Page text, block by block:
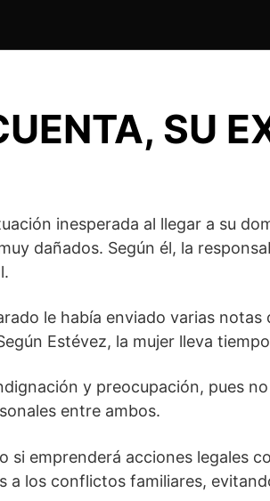
SU
inesperada al llegar a su
dañados. Según él, la
le había enviado varias
Estévez, la mujer lleva
y preocupación, pues
entre ambos.
si emprenderá acciones legales
a los conflictos familiares,